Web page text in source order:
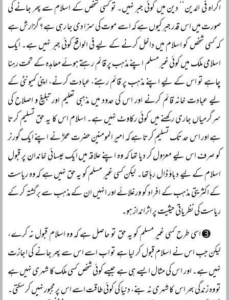
اکراہ فی الدین‘‘ دین میں کوئی جبر نہیں۔ تو کسی شخص کے اسلام سے پھر جانے کی
صورت میں اس قدر جبر کیوں ہے کہ اسے موت کی سزا دی جا رہی ہے؟ گزارش ہے
کہ کسی شخص کو اسلام میں داخل کرنے کے لیے فی الواقع کوئی جبر نہیں ہے۔ ایک
اسلامی ملک میں کوئی غیر مسلم اپنے مذہب پر قائم رہتے ہوئے معاہدہ کے تحت رہنا
چاہے تو اس کے لیے اپنے مذہب پر قائم رہنے، عبادت کرنے، اپنی کمیونٹی کے
لیے عبادت خانہ قائم کرنے اور اس کی حدود میں مذہبی تعلیم اور تبلیغ و اصلاح کی
سرگرمیاں جاری رکھنے میں کوئی رکاوٹ نہیں ہے۔ اسلام اس کا یہ حق تسلیم کرتا
ہے اور اس حد تک تسلیم کرتا ہے کہ امیر المومنین حضرت عمرؓ نے اپنے ایک گورنر
کو صرف اس لیے معزول کر دیا تھا کہ وہ اپنے علاقہ میں ایک عیسائی خاندان پر قبولِ
اسلام کے لیے دباؤ ڈال رہا تھا۔ لیکن کسی غیر مسلم کو یہ حق نہیں ہے کہ وہ ریاست
کے اکثریتی مذہب کے افراد کو ورغلائے اور انہیں ان کے مذہب سے برگشتہ کر کے
ریاست کی نظریاتی حیثیت پر اثرانداز ہو۔
➌ اسی طرح کسی غیر مسلم کو یہ حق تو حاصل ہے کہ وہ اسلام قبول نہ کرے،
لیکن جب اس نے اسلام قبول کر لیا ہے تو اب اسے اس سے پھر جانے کی اجازت
نہیں ہے۔ اور اس کی مثال ایسے ہی ہے جیسے کوئی شخص کسی ملک کا شہری نہیں ہے
تو وہ زندگی بھر اس کا شہری نہ بنے، دنیا کی کوئی طاقت اسے اس پر مجبور نہیں کر سکتی۔